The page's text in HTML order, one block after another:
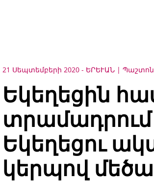
21 Սեպտեմբերի 2020 - ԵՐԵՒԱՆ
Եկեղեցին
տրամադրում
Եկեղեցու
կերպով